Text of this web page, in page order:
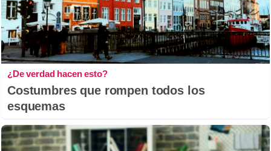
¿De verdad hacen esto?
Costumbres que rompen todos los
esquemas